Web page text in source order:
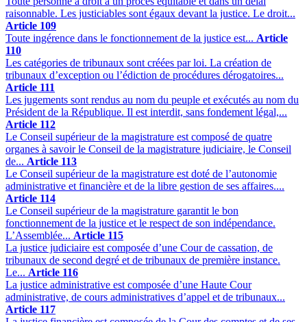
raisonnable. Les justiciables sont égaux devant la justice. Le droit...
Article 109
Toute ingérence dans le fonctionnement de la justice est... Article
110
Les catégories de tribunaux sont créées par loi. La création de
tribunaux d’exception ou l’édiction de procédures dérogatoires...
Article 111
Les jugements sont rendus au nom du peuple et exécutés au nom du
Président de la République. Il est interdit, sans fondement légal,...
Article 112
Le Conseil supérieur de la magistrature est composé de quatre
organes à savoir le Conseil de la magistrature judiciaire, le Conseil
de... Article 113
Le Conseil supérieur de la magistrature est doté de l’autonomie
administrative et financière et de la libre gestion de ses affaires....
Article 114
Le Conseil supérieur de la magistrature garantit le bon
fonctionnement de la justice et le respect de son indépendance.
L’Assemblée... Article 115
La justice judiciaire est composée d’une Cour de cassation, de
tribunaux de second degré et de tribunaux de première instance.
Le... Article 116
La justice administrative est composée d’une Haute Cour
administrative, de cours administratives d’appel et de tribunaux...
Article 117